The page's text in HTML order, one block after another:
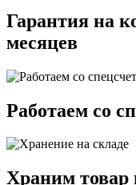
Гарантия на
месяцев
Работаем со
Храним товар